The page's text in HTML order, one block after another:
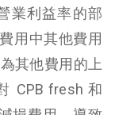
業利益率的部
用中其他費用
其他費用的上
CPB fresh 和